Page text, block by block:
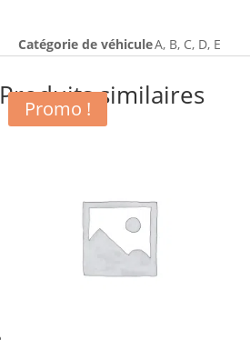
Catégorie de véhiculeA, B, C, D, E
Produits similaires
Promo !